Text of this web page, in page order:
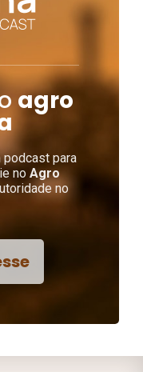
agro
podcast para
no Agro
no